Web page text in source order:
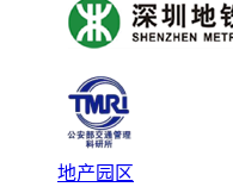
地产园区